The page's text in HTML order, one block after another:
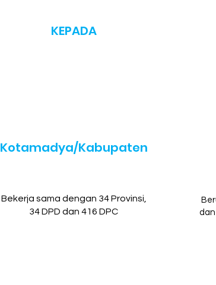
Kotamadya/Kabupaten
KEPADA
Bekerja sama dengan 34 Provinsi,
34 DPD dan 416 DPC